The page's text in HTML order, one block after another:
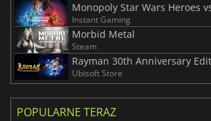
Instant Gaming
Morbid Metal
Steam
Rayman 30th Anniversary
Ubisoft Store
POPULARNE TERAZ